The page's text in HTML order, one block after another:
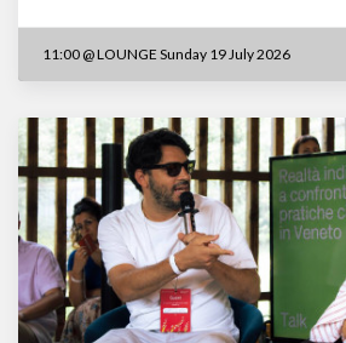
11:00 @LOUNGE Sunday 19 July 2026